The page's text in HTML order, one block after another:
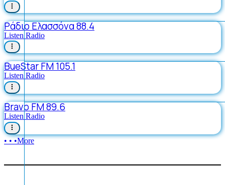
Ράδιο Ελασσόνα 88.4
Listen Radio
BueStar FM 105.1
Listen Radio
Bravo FM 89.6
Listen Radio
• • •More